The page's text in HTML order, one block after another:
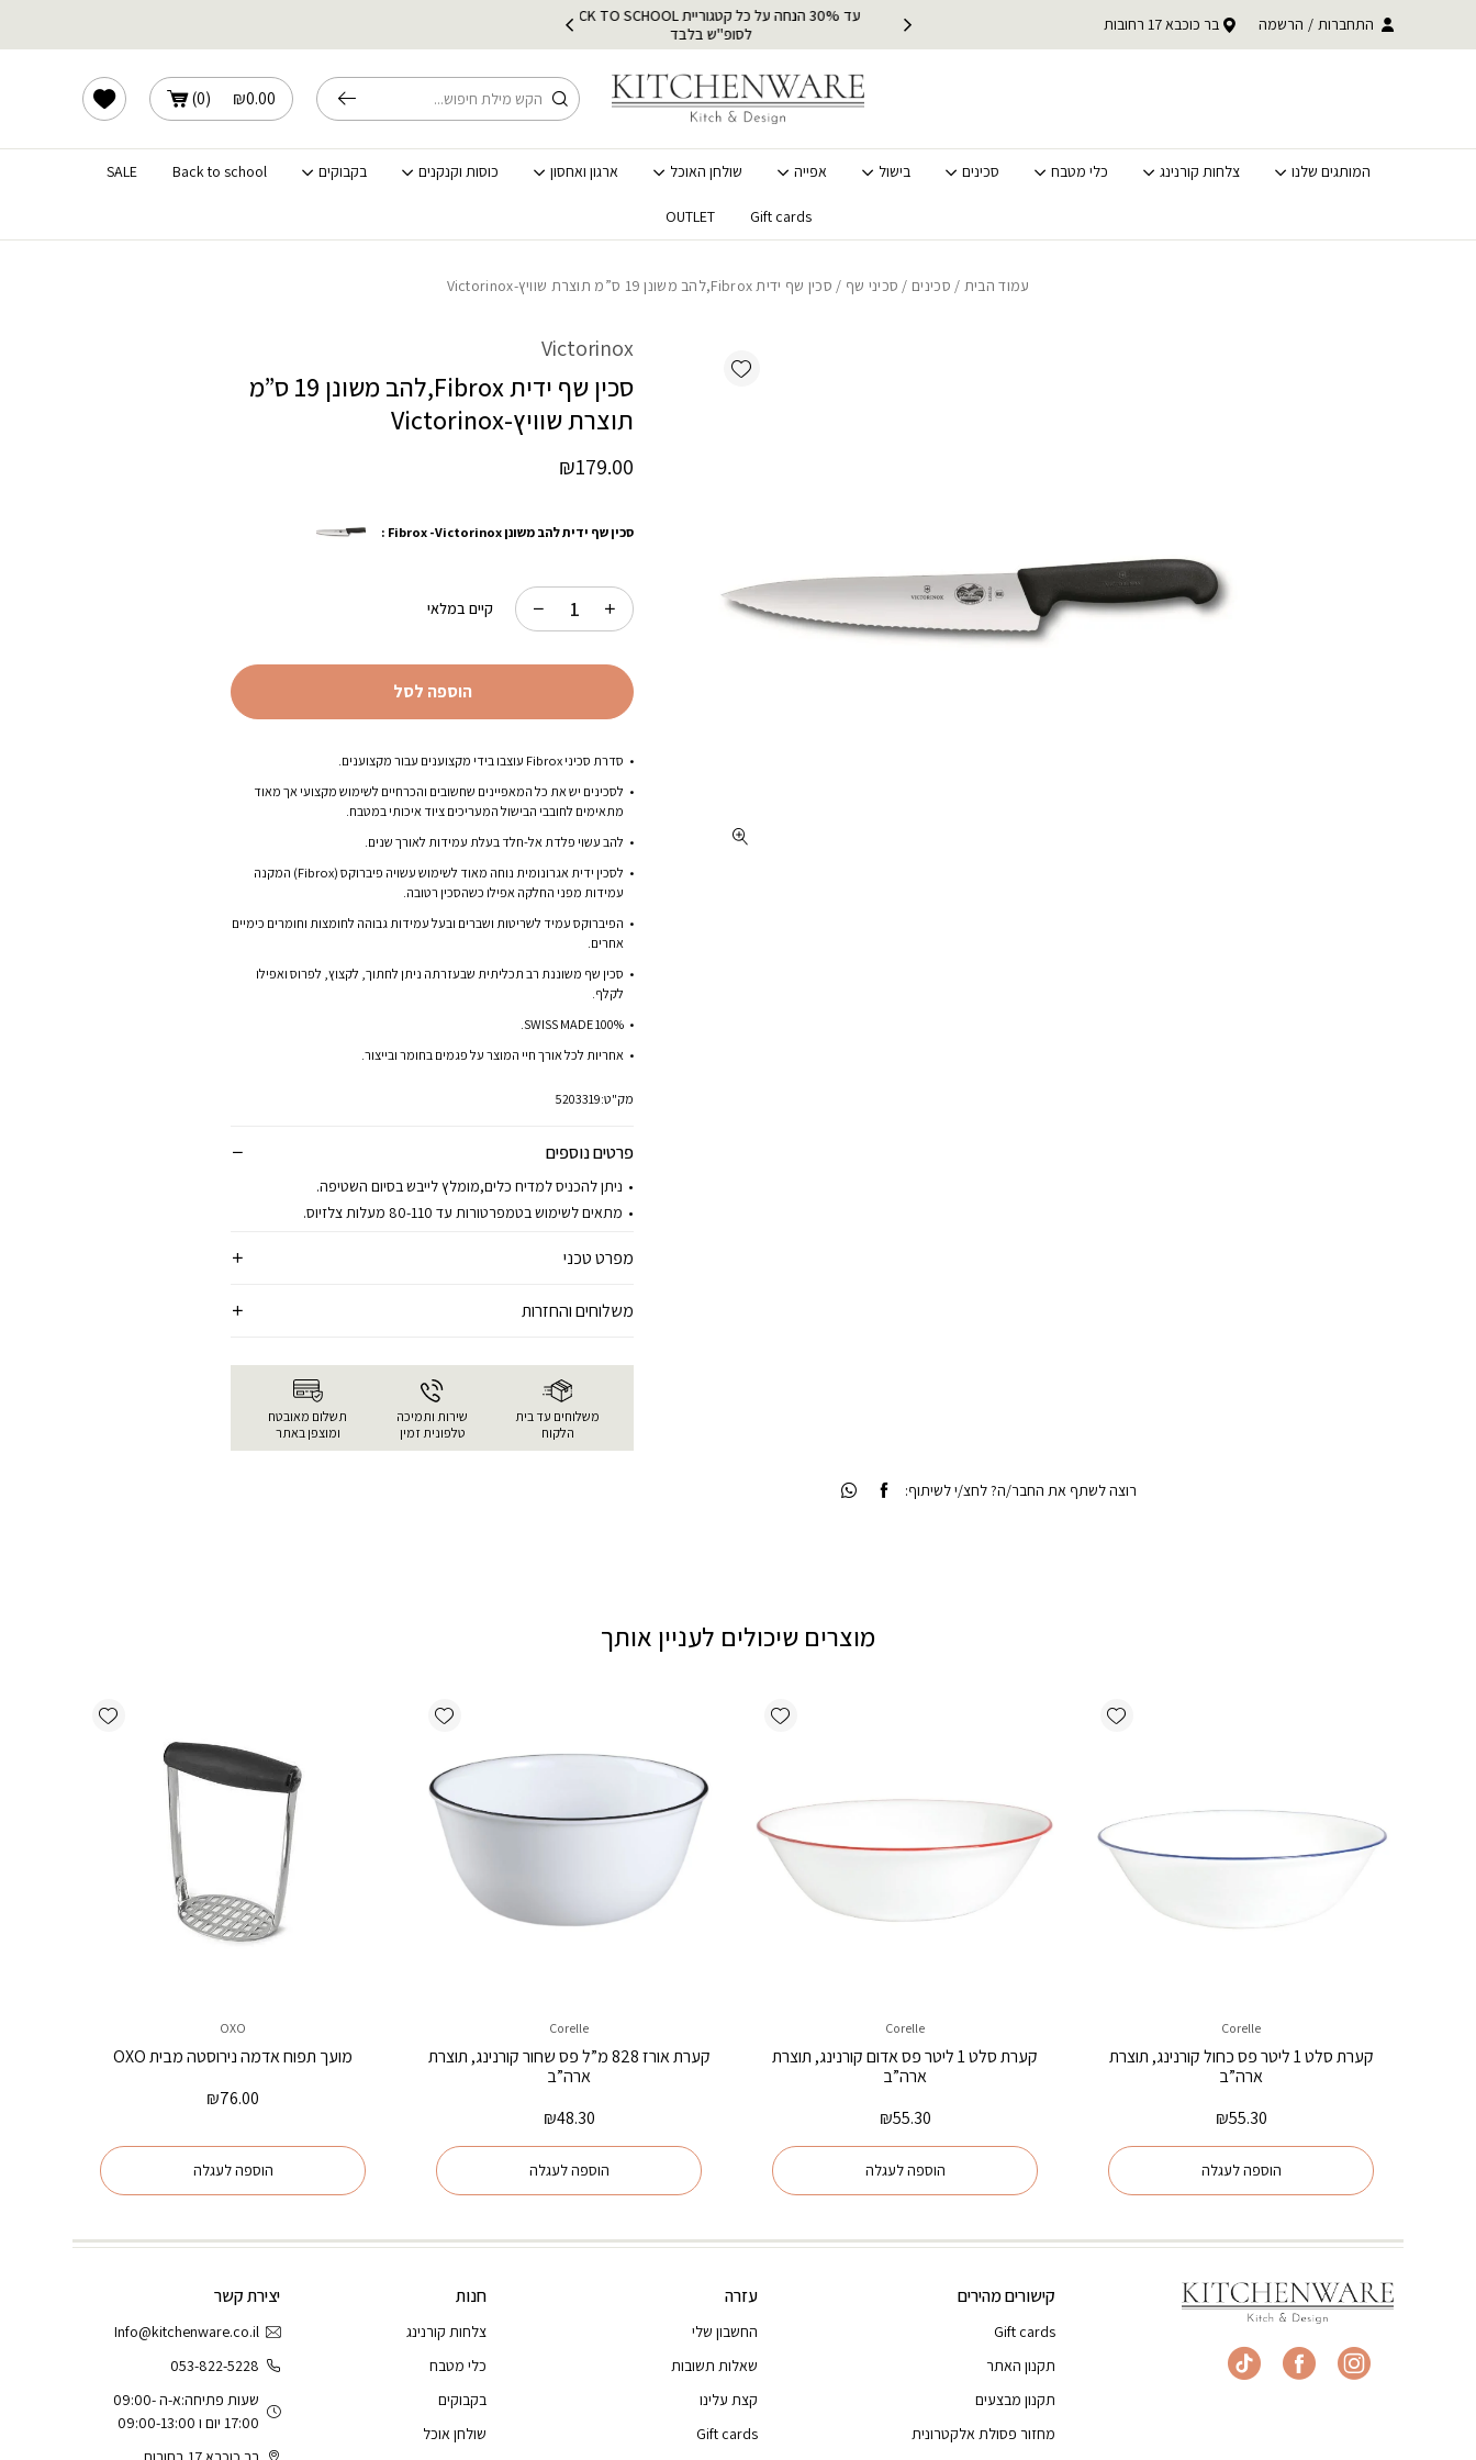
עד 30% הנחה על כל קטגוריית BACK TO SCHOOL
לסופ"ש בלבד
משלוחים מהירים לכל הארץ
עד 30% הנחה על כל קטגוריית BACK TO SCHOOL
לסופ"ש בלבד
התחברות / הרשמה בר כוכבא 17 רחובות
חיפוש ₪0.00
(
0
)
המותגים שלנו צלחות קורנינג כלי מטבח סכינים בישול אפייה שולחן האוכל ארגון ואחסון כוסות וקנקנים בקבוקים Back to school
SALE
Gift cards
OUTLET
עמוד הבית / סכינים / סכיני שף / סכין שף ידית Fibrox,להב משונן 19 ס”מ תוצרת שוויץ-Victorinox
Victorinox
סכין שף ידית Fibrox,להב משונן 19 ס”מ
תוצרת שוויץ-Victorinox
₪179.00
סדרת סכיני Fibrox עוצבו בידי מקצוענים עבור מקצוענים.
לסכינים יש את כל המאפיינים שחשובים והכרחיים לשימוש מקצועי אך מאוד
מתאימים לחובבי הבישול המעריכים ציוד איכותי במטבח.
להב עשוי פלדת אל-חלד בעלת עמידות לאורך שנים.
לסכין ידית אגרונומית נוחה מאוד לשימוש עשויה פיברוקס (Fibrox) המקנה
עמידות מפני החלקה אפילו כשהסכין רטובה.
הפיברוקס עמיד לשריטות ושברים ובעל עמידות גבוהה לחומצות וחומרים כימיים
אחרים.
סכין שף משוננת רב תכליתית שבעזרתה ניתן לחתוך, לקצוץ, לפרוס ואפילו
לקלף.
100% SWISS MADE.
אחריות לכל אורך חיי המוצר על פגמים בחומר ובייצור.
סכין שף ידית להב משונן Fibrox -Victorinox :
מק"ט:5203319
כמות סכין שף ידית Fibrox,להב משונן 19 ס"מ תוצרת שוויץ-Victorinox
קיים במלאי
הוספה לסל
פרטים נוספים
ניתן להכניס למדיח כלים,מומלץ לייבש בסיום השטיפה.
מתאים לשימוש בטמפרטורות עד 80-110 מעלות צלזיוס.
מפרט טכני
משלוחים והחזרות
משלוחים עד בית
הלקוח
שירות ותמיכה
טלפונית זמין
תשלום מאובטח
ומוצפן באתר
Add wishlist
רוצה לשתף את החבר/ה? לחצ/י לשיתוף:
מוצרים שיכולים לעניין אותך
Add wishlist
Corelle
קערת סלט 1 ליטר פס כחול קורנינג, תוצרת
ארה”ב
₪55.30
הוספה לעגלה
Add wishlist
Corelle
קערת סלט 1 ליטר פס אדום קורנינג, תוצרת
ארה”ב
₪55.30
הוספה לעגלה
Add wishlist
Corelle
קערת אורז 828 מ”ל פס שחור קורנינג, תוצרת
ארה”ב
₪48.30
הוספה לעגלה
Add wishlist
OXO
מועך תפוח אדמה נירוסטה מבית OXO
₪76.00
הוספה לעגלה
קישורים מהירים
Gift cards
תקנון האתר
תקנון מבצעים
מחזור פסולת אלקטרונית
עזרה
החשבון שלי
שאלות תשובות
קצת עלינו
Gift cards
חנות
צלחות קורנינג
כלי מטבח
בקבוקים
שולחן אוכל
יצירת קשר
Info@kitchenware.co.il
053-822-5228
שעות פתיחה:א-ה 09:00-
17:00 יום ו 09:00-13:00